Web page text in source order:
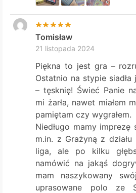
Tomisław
21 listopada 2024
Piękna to jest gra –
Ostatnio na stypie siadła
– tęsknię! Świeć Panie
mi żarła, nawet miałem
pamiętam czy wygrałem.
Niedługo mamy imprezę
m.in. z Grażyną z
liga, ale po kilku
namówić na jakąś
mam naszykowany
uprasowane polo ze